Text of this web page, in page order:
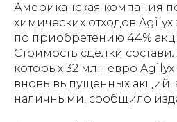
Американская компания
химических отходов
по приобретению 44%
Стоимость сделки
которых 32 млн евро Agilyx
вновь выпущенных акций,
наличными, сообщило